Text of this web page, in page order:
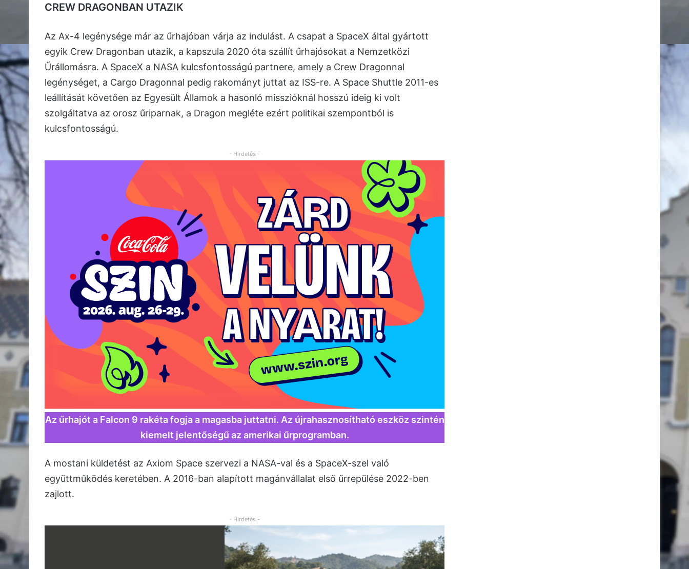
CREW DRAGONBAN UTAZIK
Az Ax-4 legénysége már az űrhajóban várja az indulást. A csapat a SpaceX által gyártott
egyik Crew Dragonban utazik, a kapszula 2020 óta szállít űrhajósokat a Nemzetközi
Űrállomásra. A SpaceX a NASA kulcsfontosságú partnere, amely a Crew Dragonnal
legénységet, a Cargo Dragonnal pedig rakományt juttat az ISS-re. A Space Shuttle 2011-es
leállítását követően az Egyesült Államok a hasonló misszióknál hosszú ideig ki volt
szolgáltatva az orosz űriparnak, a Dragon megléte ezért politikai szempontból is
kulcsfontosságú.
- Hirdetés -
Az űrhajót a Falcon 9 rakéta fogja a magasba juttatni. Az újrahasznosítható eszköz szintén
kiemelt jelentőségű az amerikai űrprogramban.
A mostani küldetést az Axiom Space szervezi a NASA-val és a SpaceX-szel való
együttműködés keretében. A 2016-ban alapított magánvállalat első űrrepülése 2022-ben
zajlott.
- Hirdetés -